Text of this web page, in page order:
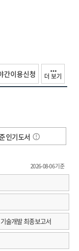
간이용신청 더 보기
인기도서
2026-08-06 기준
술개발 최종보고서